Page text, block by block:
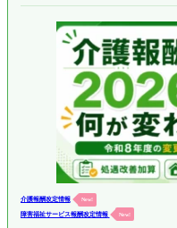
介護報酬改定情報 New!
障害福祉サービス報酬改定情報 New!